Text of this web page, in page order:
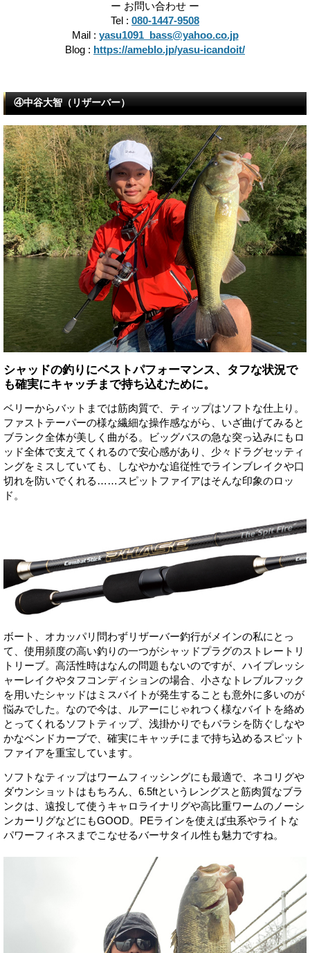
ー お問い合わせ ー
Tel : 080-1447-9508
Mail : yasu1091_bass@yahoo.co.jp
Blog : https://ameblo.jp/yasu-icandoit/
④中谷大智（リザーバー）
シャッドの釣りにベストパフォーマンス、タフな状況で
も確実にキャッチまで持ち込むために。
ベリーからバットまでは筋肉質で、ティップはソフトな仕上り。
ファストテーパーの様な繊細な操作感ながら、いざ曲げてみると
ブランク全体が美しく曲がる。ビッグバスの急な突っ込みにもロ
ッド全体で支えてくれるので安心感があり、少々ドラグセッティ
ングをミスしていても、しなやかな追従性でラインブレイクや口
切れを防いでくれる……スピットファイアはそんな印象のロッ
ド。
ボート、オカッパリ問わずリザーバー釣行がメインの私にとっ
て、使用頻度の高い釣りの一つがシャッドプラグのストレートリ
トリーブ。高活性時はなんの問題もないのですが、ハイプレッシ
ャーレイクやタフコンディションの場合、小さなトレブルフック
を用いたシャッドはミスバイトが発生することも意外に多いのが
悩みでした。なので今は、ルアーにじゃれつく様なバイトを絡め
とってくれるソフトティップ、浅掛かりでもバラシを防ぐしなや
かなベンドカーブで、確実にキャッチにまで持ち込めるスピット
ファイアを重宝しています。
ソフトなティップはワームフィッシングにも最適で、ネコリグや
ダウンショットはもちろん、6.5ftというレングスと筋肉質なブラ
ンクは、遠投して使うキャロライナリグや高比重ワームのノーシ
ンカーリグなどにもGOOD。PEラインを使えば虫系やライトな
パワーフィネスまでこなせるバーサタイル性も魅力ですね。